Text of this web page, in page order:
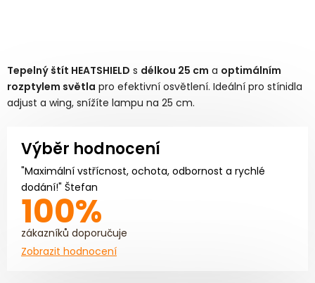
Tepelný štít HEATSHIELD s délkou 25 cm a optimálním
rozptylem světla pro efektivní osvětlení. Ideální pro stínidla
adjust a wing, snížíte lampu na 25 cm.
Výběr hodnocení
"Maximální vstřícnost, ochota, odbornost a rychlé
dodání!" Štefan
100%
zákazníků doporučuje
Zobrazit hodnocení